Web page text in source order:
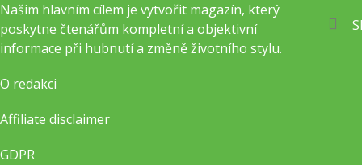
Našim hlavním cílem je vytvořit magazín, který
poskytne čtenářům kompletní a objektivní
informace při hubnutí a změně životního stylu.
O redakci
Affiliate disclaimer
GDPR